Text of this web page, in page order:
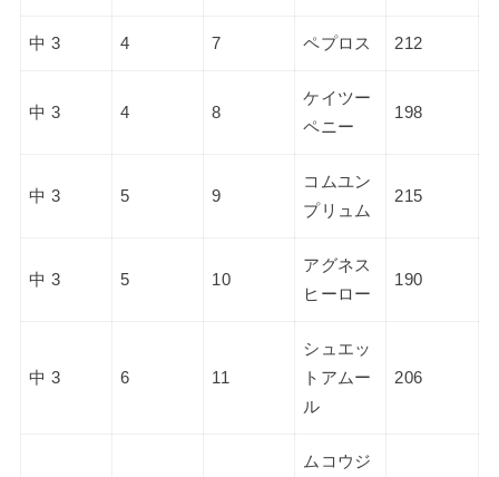
中 3 4 7 ペプロス 212
中 3 4 8
ケイツー
ペニー
198
中 3 5 9
コムユン
プリュム
215
中 3 5 10
アグネス
ヒーロー
190
中 3 6 11
シュエッ
トアムー
ル
206
ムコウジ